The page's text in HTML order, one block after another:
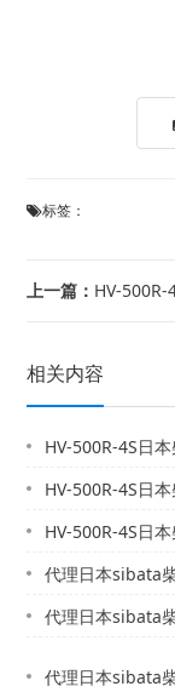
标签：
上一篇： HV-500R-
相关内容
HV-500R-4S日本柴田科
HV-500R-4S日本柴田科
HV-500R-4S日本柴田科
代理日本sibata柴田科
代理日本sibata柴田科
代理日本sibata柴田科